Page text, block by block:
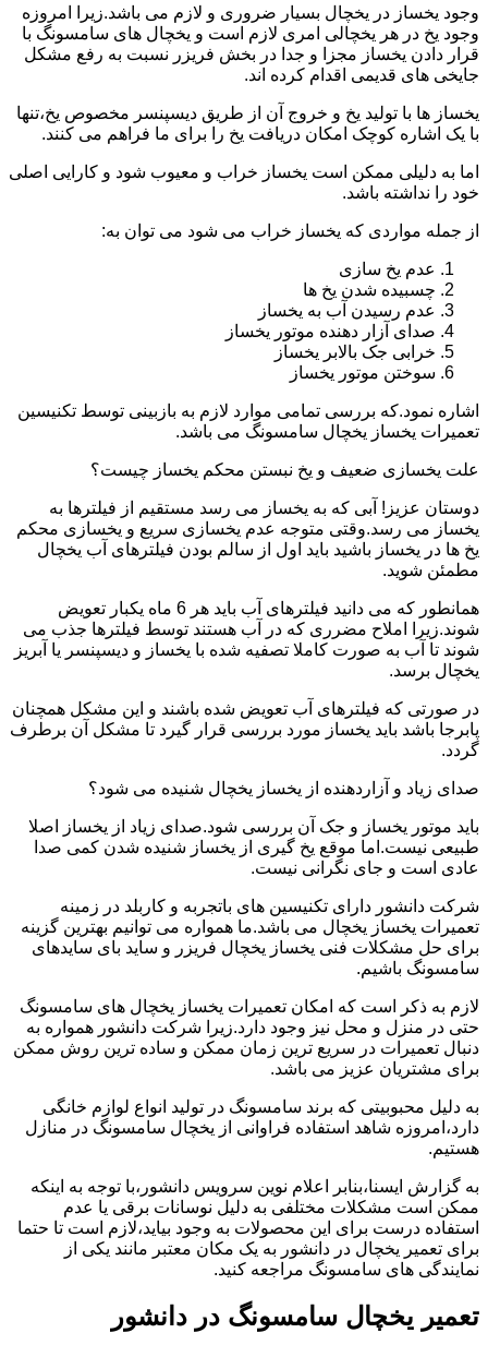
وجود یخساز در یخچال بسیار ضروری و لازم می باشد.زیرا امروزه
وجود یخ در هر یخچالی امری لازم است و یخچال های سامسونگ با
قرار دادن یخساز مجزا و جدا در بخش فریزر نسبت به رفع مشکل
جایخی های قدیمی اقدام کرده اند.
یخساز ها با تولید یخ و خروج آن از طریق دیسپنسر مخصوص یخ،تنها
با یک اشاره کوچک امکان دریافت یخ را برای ما فراهم می کنند.
اما به دلیلی ممکن است یخساز خراب و معیوب شود و کارایی اصلی
خود را نداشته باشد.
از جمله مواردی که یخساز خراب می شود می توان به:
عدم یخ سازی
چسبیده شدن یخ ها
عدم رسیدن آب به یخساز
صدای آزار دهنده موتور یخساز
خرابی جک بالابر یخساز
سوختن موتور یخساز
اشاره نمود.که بررسی تمامی موارد لازم به بازبینی توسط تکنیسین
تعمیرات یخساز یخچال سامسونگ می باشد.
علت یخسازی ضعیف و یخ نبستن محکم یخساز چیست؟
دوستان عزیز! آبی که به یخساز می رسد مستقیم از فیلترها به
یخساز می رسد.وقتی متوجه عدم یخسازی سریع و یخسازی محکم
یخ ها در یخساز باشید باید اول از سالم بودن فیلترهای آب یخچال
مطمئن شوید.
همانطور که می دانید فیلترهای آب باید هر 6 ماه یکبار تعویض
شوند.زیرا املاح مضرری که در آب هستند توسط فیلترها جذب می
شوند تا آب به صورت کاملا تصفیه شده با یخساز و دیسپنسر یا آبریز
یخچال برسد.
در صورتی که فیلترهای آب تعویض شده باشند و این مشکل همچنان
پابرجا باشد باید یخساز مورد بررسی قرار گیرد تا مشکل آن برطرف
گردد.
صدای زیاد و آزاردهنده از یخساز یخچال شنیده می شود؟
باید موتور یخساز و جک آن بررسی شود.صدای زیاد از یخساز اصلا
طبیعی نیست.اما موقع یخ گیری از یخساز شنیده شدن کمی صدا
عادی است و جای نگرانی نیست.
شرکت دانشور دارای تکنیسین های باتجربه و کاربلد در زمینه
تعمیرات یخساز یخچال می باشد.ما همواره می توانیم بهترین گزینه
برای حل مشکلات فنی یخساز یخچال فریزر و ساید بای سایدهای
سامسونگ باشیم.
لازم به ذکر است که امکان تعمیرات یخساز یخچال های سامسونگ
حتی در منزل و محل نیز وجود دارد.زیرا شرکت دانشور همواره به
دنبال تعمیرات در سریع ترین زمان ممکن و ساده ترین روش ممکن
برای مشتریان عزیز می باشد.
به دلیل محبوبیتی که برند سامسونگ در تولید انواع لوازم خانگی
دارد،امروزه شاهد استفاده فراوانی از یخچال سامسونگ در منازل
هستیم.
به گزارش ایسنا،بنابر اعلام نوین سرویس دانشور،با توجه به اینکه
ممکن است مشکلات مختلفی به دلیل نوسانات برقی یا عدم
استفاده درست برای این محصولات به وجود بیاید،لازم است تا حتما
برای تعمیر یخچال در دانشور به یک مکان معتبر مانند یکی از
نمایندگی های سامسونگ مراجعه کنید.
تعمیر یخچال سامسونگ در دانشور